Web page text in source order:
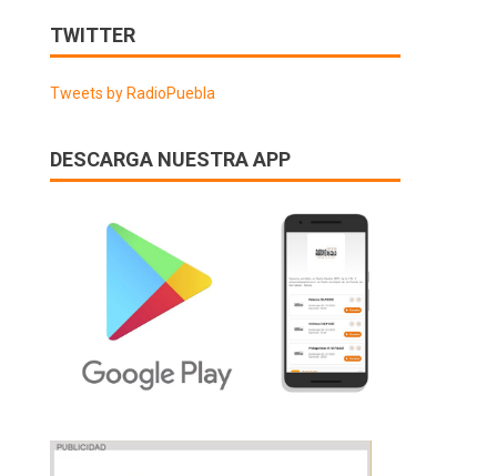
TWITTER
Tweets by RadioPuebla
DESCARGA NUESTRA APP